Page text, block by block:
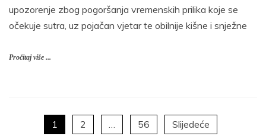
upozorenje zbog pogoršanja vremenskih prilika koje se
očekuje sutra, uz pojačan vjetar te obilnije kišne i snježne
Pročitaj više ...
Posts 1 2 56 Slijedeće